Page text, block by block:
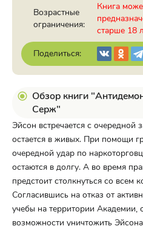
Возрастные
ограничения:
Книга
старше 18
Поделиться:
Обзор книги
Серж"
Эйсон встречается с очередной
остается в живых. При помощи
очередной удар по
остаются в долгу. А во время
предстоит столкнуться со всем
Согласившись на отказ от
учебы на территории Академии,
возможности уничтожить